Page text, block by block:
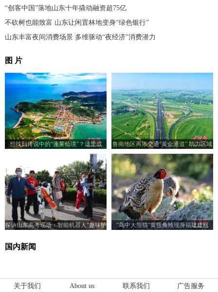
“创客中国”落地山东十年撬动融资超75亿
不砍树也能致富 山东让闲置林地变身“绿色银行”
山东丰富夜间消费场景 多维驱动“夜经济”消费潜力
图 片
想找到传说中的“蓬莱仙境”？这里或
鲁南地区再添交通“黄金通道” 助力区域
经济协同发展
探访山东高考现场：智能机器人“趣味护
“鸟中大熊猫”黄腹角雉现身福建建瓯
国内新闻
关于我们 About us 联系我们 广告服务